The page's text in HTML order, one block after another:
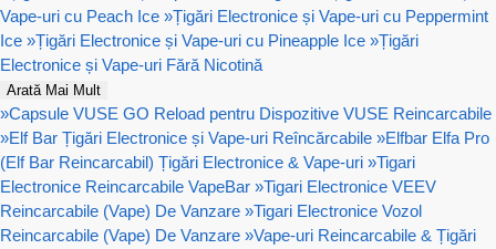
Vape-uri cu Peach Ice »Țigări Electronice și Vape-uri cu Peppermint
Ice »Țigări Electronice și Vape-uri cu Pineapple Ice »Țigări
Electronice și Vape-uri Fără Nicotină
Arată Mai Mult
»Capsule VUSE GO Reload pentru Dispozitive VUSE Reincarcabile
»Elf Bar Țigări Electronice și Vape-uri Reîncărcabile »Elfbar Elfa Pro
(Elf Bar Reincarcabil) Țigări Electronice & Vape-uri »Tigari
Electronice Reincarcabile VapeBar »Tigari Electronice VEEV
Reincarcabile (Vape) De Vanzare »Tigari Electronice Vozol
Reincarcabile (Vape) De Vanzare »Vape-uri Reincarcabile & Țigări